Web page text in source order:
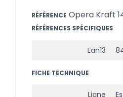
RÉFÉRENCE Opera Kraft
RÉFÉRENCES SPÉCIFIQUES
Ean13
FICHE TECHNIQUE
Ligne